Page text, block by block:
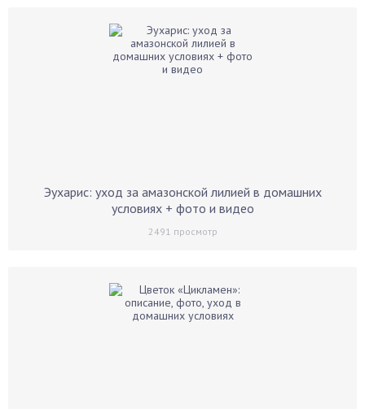
Эухарис: уход за амазонской лилией в домашних
условиях + фото и видео
2491 просмотр